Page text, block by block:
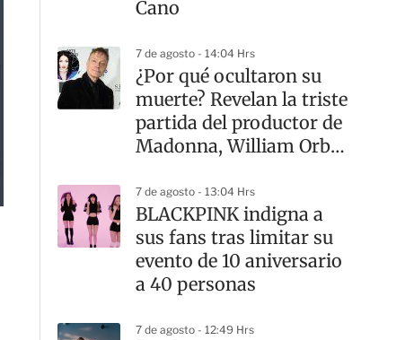
Cano
7 de agosto - 14:04 Hrs
¿Por qué ocultaron su
muerte? Revelan la triste
partida del productor de
Madonna, William Orbit,
7 de agosto - 13:04 Hrs
BLACKPINK indigna a
sus fans tras limitar su
evento de 10 aniversario
a 40 personas
7 de agosto - 12:49 Hrs